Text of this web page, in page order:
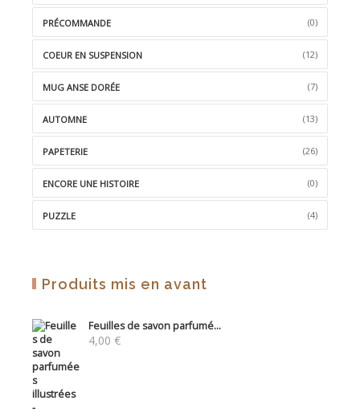
PRÉCOMMANDE (0)
COEUR EN SUSPENSION (12)
MUG ANSE DORÉE (7)
AUTOMNE (13)
PAPETERIE (26)
ENCORE UNE HISTOIRE (0)
PUZZLE (4)
Produits mis en avant
Feuilles de savon parfumé...
4,00 €